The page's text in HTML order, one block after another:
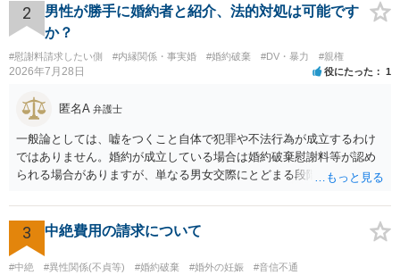
明確にいえないような案件において開示がなされる可能性も低いので
はないかと推察します。
2
男性が勝手に婚約者と紹介、法的対処は可能です
か？
#慰謝料請求したい側 #内縁関係・事実婚 #婚約破棄 #DV・暴力 #親権
2026年7月28日 役にたった 1
匿名A 弁護士
一般論としては、嘘をつくこと自体で犯罪や不法行為が成立するわけ
ではありません。婚約が成立している場合は婚約破棄慰謝料等が認め
られる場合がありますが、単なる男女交際にとどまる段階の場合、独
慰謝料は生じないことが多いと思われます。 お怒りはごもっともです
が、仮に交際を進めたとしても後に相手を信頼できなくなる可能性が
高かったということですので、むしろ結婚しなくてよかったと割り切
って、交際を終わらせるのがよいと思います。
3 中絶費用の請求について
#中絶 #異性関係(不貞等) #婚約破棄 #婚外の妊娠
#音信不通